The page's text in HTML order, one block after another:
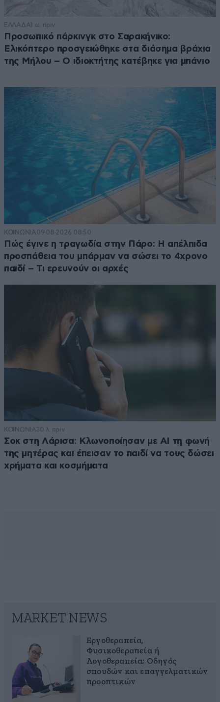
ΕΛΛΑΔΑ1 ω. πριν
Προσωπικό πάρκινγκ στο Σαρακήνικο:
Ελικόπτερο προσγειώθηκε στα διάσημα βράχια
της Μήλου – Ο ιδιοκτήτης κατέβηκε για μπάνιο
ΚΟΙΝΩΝΙΑ09·08·2026 08:50
Πώς έγινε η τραγωδία στην Πάρο: Η απέλπιδα
προσπάθεια του μπάρμαν να σώσει το 4χρονο
παιδί – Τι ερευνούν οι αρχές
ΚΟΙΝΩΝΙΑ30 λ. πριν
Σοκ στη Λάρισα: Κλωνοποίησαν με AI τη φωνή
της μητέρας και έπεισαν το παιδί να τους δώσει
χρήματα και κοσμήματα
MARKET NEWS
Εργοθεραπεία,
Φυσικοθεραπεία ή
Λογοθεραπεία; Οδηγός
σπουδών και επαγγελματικών
προοπτικών